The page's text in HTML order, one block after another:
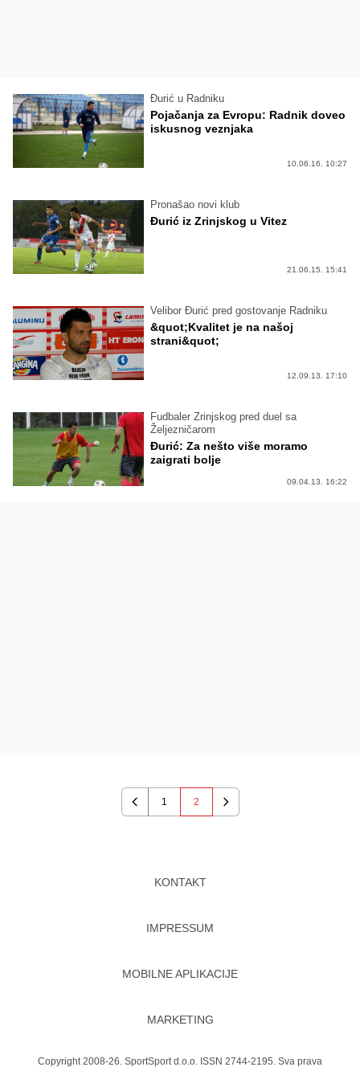
Đurić u Radniku
Pojačanja za Evropu: Radnik doveo
iskusnog veznjaka
10.06.16. 10:27
Pronašao novi klub
Đurić iz Zrinjskog u Vitez
21.06.15. 15:41
Velibor Đurić pred gostovanje Radniku
&quot;Kvalitet je na našoj
strani&quot;
12.09.13. 17:10
Fudbaler Zrinjskog pred duel sa
Željezničarom
Đurić: Za nešto više moramo
zaigrati bolje
09.04.13. 16:22
Previous
1 2
Next
KONTAKT
IMPRESSUM
MOBILNE APLIKACIJE
MARKETING
Copyright 2008-26. SportSport d.o.o. ISSN 2744-2195. Sva prava